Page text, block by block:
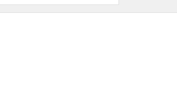
was niemand die zei: "Tonny, hoe zit het
met jouw ziel? Wat nu als je sterft?"